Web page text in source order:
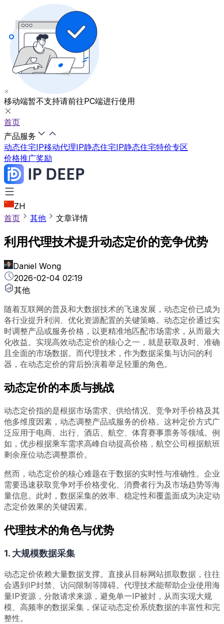
移动端暂不支持请前往PC端进行使用
首页
产品服务
动态住宅IP移动代理IP静态住宅IP静态住宅特价专区
价格推广奖励
ZH
首页
其他 文章详情
利用代理技术提升动态定价的竞争优势
Daniel Wong
2026-02-04 02:19
其他
随着互联网的普及和大数据技术的飞速发展，动态定价已成为
各行业提升利润、优化资源配置的关键策略。动态定价通过实
时调整产品或服务价格，以更精准地匹配市场需求，从而最大
化收益。实现高效动态定价的核心之一，就是获取及时、准确
且全面的市场数据。而代理技术，作为数据采集与访问的利
器，在动态定价的背后扮演着举足轻重的角色。
动态定价的本质与挑战
动态定价指的是根据市场需求、供给情况、竞争对手价格及其
他多维度因素，动态调整产品或服务的价格。这种定价方式广
泛应用于电商、出行、酒店、航空、体育赛事票务等领域。例
如，优步根据乘车需求高峰自动提高价格，航空公司根据航班
剩余座位动态调整票价。
然而，动态定价的核心难题在于数据的实时性与准确性。企业
需要迅速获取竞争对手价格变化、消费者行为及市场趋势等海
量信息。此时，数据采集的效率、稳定性和覆盖面成为决定动
态定价效果的关键因素。
代理技术的角色与优势
1. 大规模数据采集
动态定价依赖大量数据支撑。直接从目标网站抓取数据，往往
会遇到IP封禁、访问限制等障碍。代理技术能帮助企业使用海
量IP资源，分散请求来源，避免单一IP被封，从而实现大规
模、高频率的数据采集，保证动态定价系统数据的丰富性和完
整性。